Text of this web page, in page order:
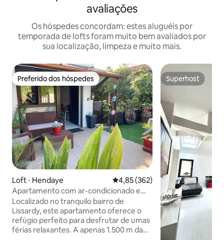
avaliações
Os hóspedes concordam: estes aluguéis por
temporada de lofts foram muito bem avaliados por
sua localização, limpeza e muito mais.
Preferido dos hóspedes
Preferido dos hóspedes
Loft ⋅ Hendaye 4,85 de uma avaliação média de
4,85 (362)
Apartamento com ar-condicionado e
terraço privativo
Localizado no tranquilo bairro de
Lissardy, este apartamento oferece o
refúgio perfeito para desfrutar de umas
férias relaxantes. A apenas 1.500 m da
Superhost
Superhost